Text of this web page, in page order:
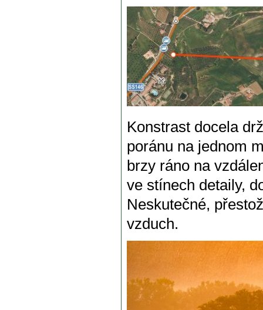
Konstrast docela
poránu na jednom
brzy ráno na
ve stínech detaily,
Neskutečné,
vzduch.